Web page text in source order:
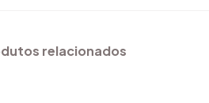
relacionados